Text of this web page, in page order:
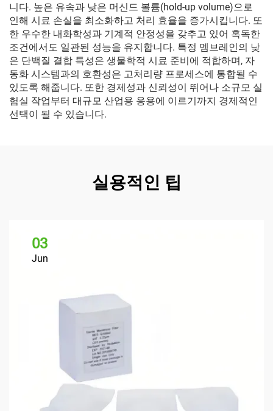
니다. 높은 유속과 낮은 머신드 볼륨(hold-up volume)으로
인해 시료 손실을 최소화하고 처리 효율을 증가시킵니다. 또
한 우수한 내화학성과 기계적 안정성을 갖추고 있어 혹독한
조건에서도 일관된 성능을 유지합니다. 특정 멤브레인의 낮
은 단백질 결합 특성은 생물학적 시료 준비에 적합하며, 자
동화 시스템과의 호환성은 고처리량 프로세스에 통합될 수
있도록 해줍니다. 또한 경제성과 신뢰성이 뛰어나 소규모 실
험실 작업부터 대규모 산업용 응용에 이르기까지 경제적인
선택이 될 수 있습니다.
실용적인 팁
03
Jun